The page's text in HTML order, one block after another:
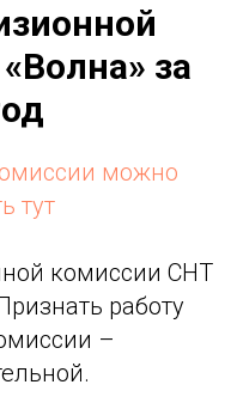
за
можно
тут
комиссии СНТ
работу
–